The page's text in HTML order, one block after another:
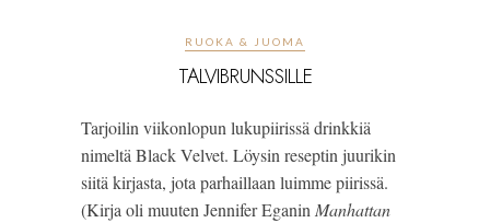
RUOKA & JUOMA
TALVIBRUNSSILLE
Tarjoilin viikonlopun lukupiirissä drinkkiä
nimeltä Black Velvet. Löysin reseptin juurikin
siitä kirjasta, jota parhaillaan luimme piirissä.
(Kirja oli muuten Jennifer Eganin Manhattan